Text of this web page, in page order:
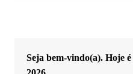
Seja bem-vindo(a). Hoje é